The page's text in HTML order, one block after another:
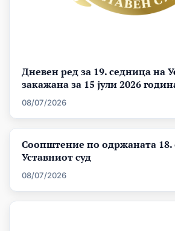
Дневен ред за 19. седница на
закажана за 15 јули 2026
08/07/2026
Соопштение по одржаната 18.
Уставниот суд
08/07/2026